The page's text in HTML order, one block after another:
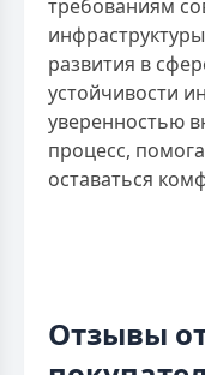
требованиям
развития в
устойчивости
уверенностью
процесс,
оставаться
Отзывы